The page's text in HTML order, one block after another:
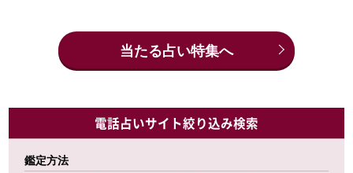
当たる占い特集へ
電話占いサイト絞り込み検索
鑑定方法